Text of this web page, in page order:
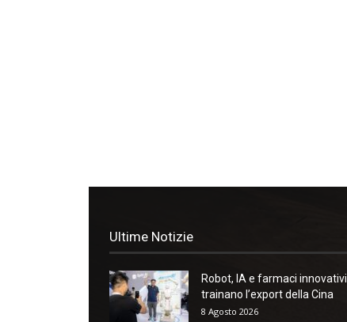
Ultime Notizie
Robot, IA e farmaci innovativi
trainano l’export della Cina
8 Agosto 2026